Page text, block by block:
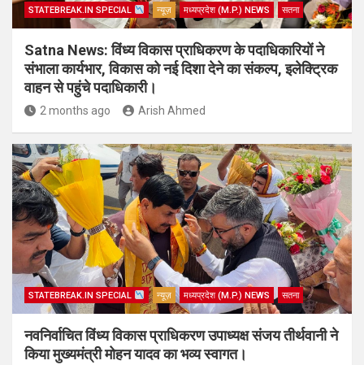
STATEBREAK.IN SPECIAL न्यूज़ मध्यप्रदेश (M.P.) NEWS सतना
Satna News: विंध्य विकास प्राधिकरण के पदाधिकारियों ने
संभाला कार्यभार, विकास को नई दिशा देने का संकल्प, इलेक्ट्रिक
वाहन से पहुंचे पदाधिकारी।
2 months ago Arish Ahmed
STATEBREAK.IN SPECIAL न्यूज़ मध्यप्रदेश (M.P.) NEWS सतना
नवनिर्वाचित विंध्य विकास प्राधिकरण उपाध्यक्ष संजय तीर्थवानी ने
किया मुख्यमंत्री मोहन यादव का भव्य स्वागत।